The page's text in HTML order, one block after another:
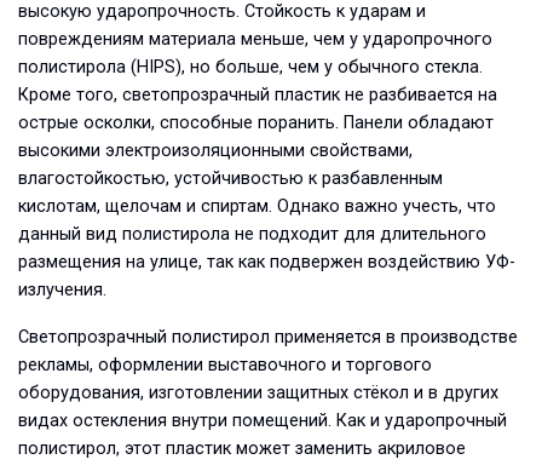
высокую ударопрочность. Стойкость к ударам и
повреждениям материала меньше, чем у ударопрочного
полистирола (HIPS), но больше, чем у обычного стекла.
Кроме того, светопрозрачный пластик не разбивается на
острые осколки, способные поранить. Панели обладают
высокими электроизоляционными свойствами,
влагостойкостью, устойчивостью к разбавленным
кислотам, щелочам и спиртам. Однако важно учесть, что
данный вид полистирола не подходит для длительного
размещения на улице, так как подвержен воздействию УФ-
излучения.
Светопрозрачный полистирол применяется в производстве
рекламы, оформлении выставочного и торгового
оборудования, изготовлении защитных стёкол и в других
видах остекления внутри помещений. Как и ударопрочный
полистирол, этот пластик может заменить акриловое